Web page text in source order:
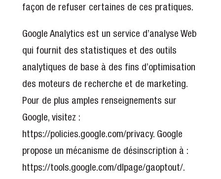
façon de refuser certaines de ces pratiques.
Google Analytics est un service d’analyse Web
qui fournit des statistiques et des outils
analytiques de base à des fins d’optimisation
des moteurs de recherche et de marketing.
Pour de plus amples renseignements sur
Google, visitez :
https://policies.google.com/privacy. Google
propose un mécanisme de désinscription à :
https://tools.google.com/dlpage/gaoptout/.